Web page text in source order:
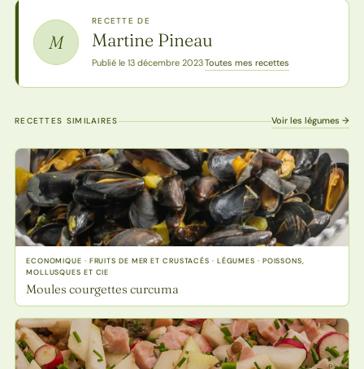
M
RECETTE DE
Martine Pineau
Publié le 13 décembre 2023·Toutes mes recettes
RECETTES SIMILAIRES Voir les légumes →
ECONOMIQUE · FRUITS DE MER ET CRUSTACÉS · LÉGUMES · POISSONS,
MOLLUSQUES ET CIE
Moules courgettes curcuma